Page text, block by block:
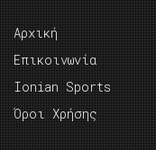
Αρχική
Επικοινωνία
Ionian Sports
Όροι Χρήσης